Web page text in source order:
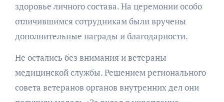
здоровье личного состава. На церемонии особо
отличившимся сотрудникам были вручены
дополнительные награды и благодарности.
Не остались без внимания и ветераны
медицинской службы. Решением регионального
совета ветеранов органов внутренних дел они